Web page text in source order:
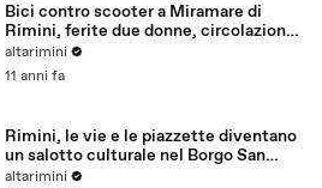
Bici contro scooter a Miramare di
Rimini, ferite due donne, circolazione
bloccata
altarimini
11 anni fa
Rimini, le vie e le piazzette diventano
un salotto culturale nel Borgo San
Giuliano
altarimini